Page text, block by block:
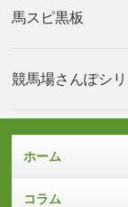
馬スピ黒板
競馬場さんぽシ
ホーム
コラム